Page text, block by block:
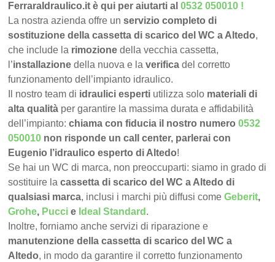
FerraraIdraulico.it è qui per aiutarti al0532 050010 !
La nostra azienda offre unservizio completo di
sostituzione della cassetta di scarico del WC a Altedo,
che include la rimozione della vecchia cassetta,
l’installazione della nuova e laverifica del corretto
funzionamento dell’impianto idraulico.
Il nostro team di idraulici esperti utilizza solo materiali di
alta qualità per garantire la massima durata e affidabilità
dell’impianto:chiama con fiducia il nostro numero0532
050010 non risponde un call center, parlerai con
Eugenio l’idraulico esperto di Altedo!
Se hai un WC di marca, non preoccuparti: siamo in grado di
sostituire lacassetta di scarico del WC a Altedo di
qualsiasi marca, inclusi i marchi più diffusi comeGeberit,
Grohe, Pucci e Ideal Standard .
Inoltre, forniamo anche servizi di riparazione e
manutenzione della cassetta di scarico del WC a
Altedo, in modo da garantire il corretto funzionamento